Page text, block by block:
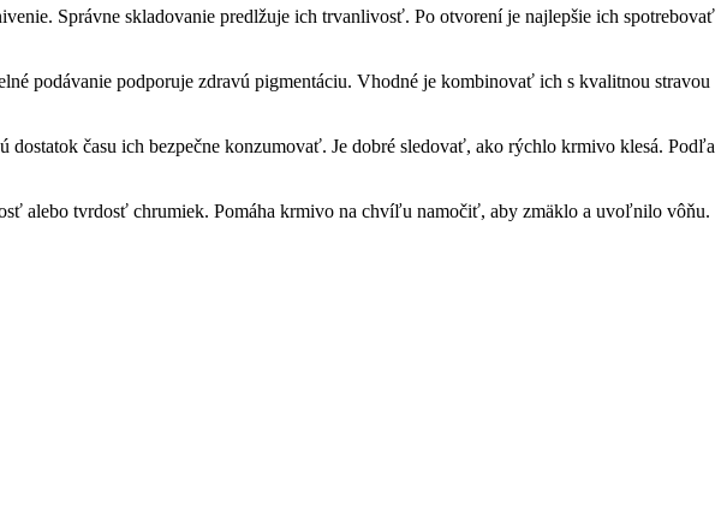
Správne skladovanie predlžuje ich trvanlivosť. Po otvorení je najlepšie ich spotrebovať
podávanie podporuje zdravú pigmentáciu. Vhodné je kombinovať ich s kvalitnou stravou
času ich bezpečne konzumovať. Je dobré sledovať, ako rýchlo krmivo klesá. Podľa
alebo tvrdosť chrumiek. Pomáha krmivo na chvíľu namočiť, aby zmäklo a uvoľnilo vôňu.